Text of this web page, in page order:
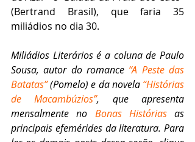
(Bertrand Brasil), que faria 35
miliádios no dia 30.
Miliádios Literários é a coluna de Paulo
Sousa, autor do romance “A Peste das
Batatas” (Pomelo) e da novela “Histórias
de Macambúzios”, que apresenta
mensalmente no Bonas Histórias as
principais efemérides da literatura. Para